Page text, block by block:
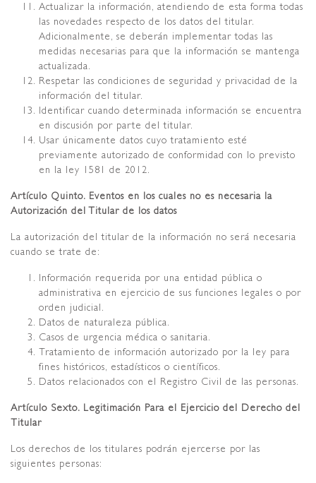
Actualizar la información, atendiendo de esta forma todas
las novedades respecto de los datos del titular.
Adicionalmente, se deberán implementar todas las
medidas necesarias para que la información se mantenga
actualizada.
Respetar las condiciones de seguridad y privacidad de la
información del titular.
Identificar cuando determinada información se encuentra
en discusión por parte del titular.
Usar únicamente datos cuyo tratamiento esté
previamente autorizado de conformidad con lo previsto
en la ley 1581 de 2012.
Artículo Quinto. Eventos en los cuales no es necesaria la
Autorización del Titular de los datos
La autorización del titular de la información no será necesaria
cuando se trate de:
Información requerida por una entidad pública o
administrativa en ejercicio de sus funciones legales o por
orden judicial.
Datos de naturaleza pública.
Casos de urgencia médica o sanitaria.
Tratamiento de información autorizado por la ley para
fines históricos, estadísticos o científicos.
Datos relacionados con el Registro Civil de las personas.
Artículo Sexto. Legitimación Para el Ejercicio del Derecho del
Titular
Los derechos de los titulares podrán ejercerse por las
siguientes personas: